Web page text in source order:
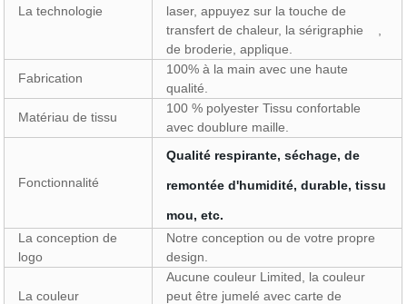
La technologie
laser, appuyez sur la touche de
transfert de chaleur, la sérigraphie
de broderie, applique.
Fabrication
100% à la main avec une haute
qualité.
Matériau de tissu
100 % polyester Tissu confortable
avec doublure maille.
Fonctionnalité
Qualité respirante, séchage, de
remontée d'humidité, durable, tissu
mou, etc.
La conception de
logo
Notre conception ou de votre propre
design.
La couleur
Aucune couleur Limited, la couleur
peut être jumelé avec carte de